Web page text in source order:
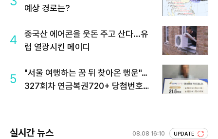
예상 경로는?
4
중국산 에어콘을 웃돈 주고 산다...유
럽 열광시킨 메이디
5
"서울 여행하는 꿈 뒤 찾아온 행운"…
327회차 연금복권720+ 당첨번호조
실시간 뉴스 08.08 16:10 UPDATE